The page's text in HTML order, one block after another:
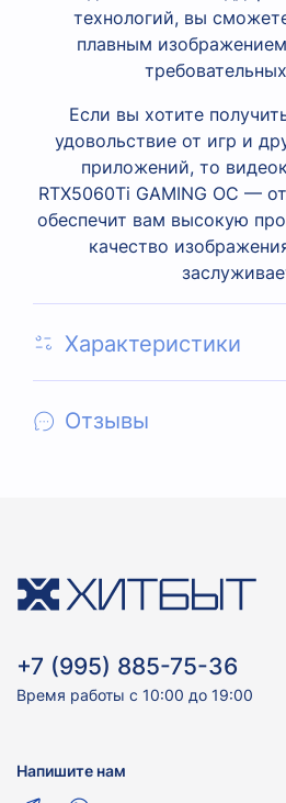
технологий, вы
плавным
Если вы хотите
удовольствие от игр и
приложений, то
RTX5060Ti GAMING OC —
обеспечит вам высокую
качество
Характеристики
Отзывы
+7 (995) 885-75-36
Время работы с 10:00 до 19:00
Напишите нам